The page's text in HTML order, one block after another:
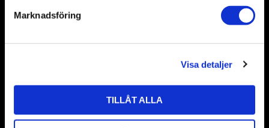
Marknadsföring
Visa detaljer
TILLÅT ALLA
Dina personuppgifter behandlas i enlighet med vårintegritetspolicy.